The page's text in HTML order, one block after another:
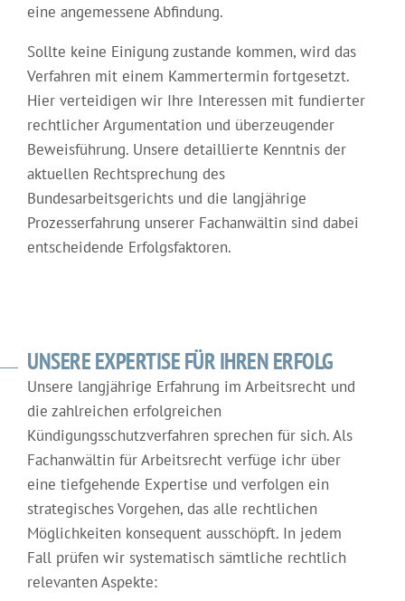
eine angemessene Abfindung.
Sollte keine Einigung zustande kommen, wird das
Verfahren mit einem Kammertermin fortgesetzt.
Hier verteidigen wir Ihre Interessen mit fundierter
rechtlicher Argumentation und überzeugender
Beweisführung. Unsere detaillierte Kenntnis der
aktuellen Rechtsprechung des
Bundesarbeitsgerichts und die langjährige
Prozesserfahrung unserer Fachanwältin sind dabei
entscheidende Erfolgsfaktoren.
UNSERE EXPERTISE FÜR IHREN ERFOLG
Unsere langjährige Erfahrung im Arbeitsrecht und
die zahlreichen erfolgreichen
Kündigungsschutzverfahren sprechen für sich. Als
Fachanwältin für Arbeitsrecht verfüge ichr über
eine tiefgehende Expertise und verfolgen ein
strategisches Vorgehen, das alle rechtlichen
Möglichkeiten konsequent ausschöpft. In jedem
Fall prüfen wir systematisch sämtliche rechtlich
relevanten Aspekte: